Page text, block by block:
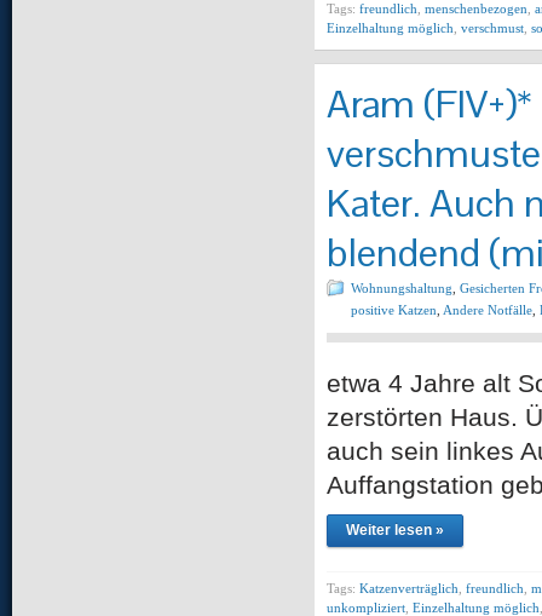
Tags: freundlich menschenbezogen
Einzelhaltung möglich verschmust
Aram
Kater. Auch
blendend
Wohnungshaltung Gesicherten
positive Katzen Andere Notfälle
etwa 4 Jahre alt
zerstörten Haus.
auch sein linkes
Auffangstation
Weiter lesen »
Tags: Katzenverträglich freundlich
unkompliziert Einzelhaltung möglich